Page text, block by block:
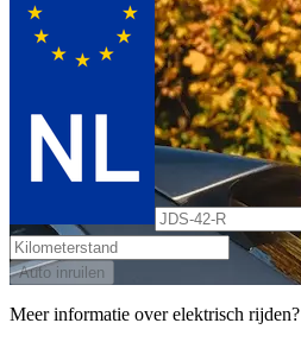
Auto inruilen
Meer informatie over elektrisch rijden?